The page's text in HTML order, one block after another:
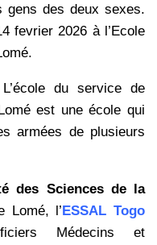
gens des deux sexes.
fevrier 2026 à l’Ecole
du service de
est une école qui
armées de plusieurs
des Sciences de la
Lomé, l’ESSAL Togo
Médecins et